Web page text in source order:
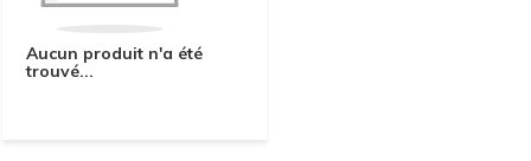
Aucun produit n'a été
trouvé...